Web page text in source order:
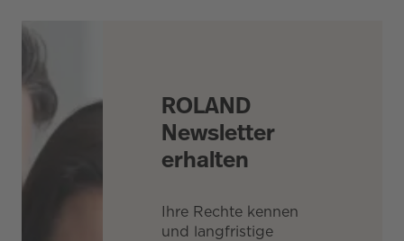
ROLAND
Newsletter
erhalten
Ihre Rechte kennen
und langfristige